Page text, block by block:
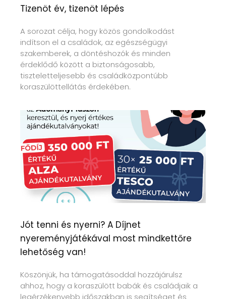
Tizenöt év, tizenöt lépés
A sorozat célja, hogy közös gondolkodást
indítson el a családok, az egészségügyi
szakemberek, a döntéshozók és minden
érdeklődő között a biztonságosabb,
tiszteletteljesebb és családközpontúbb
koraszülöttellátás érdekében.
Jót tenni és nyerni? A Díjnet
nyereményjátékával most mindkettőre
lehetőség van!
Köszönjük, ha támogatásoddal hozzájárulsz
ahhoz, hogy a koraszülött babák és családjaik a
legérzékenyebb időszakban is segítséget és